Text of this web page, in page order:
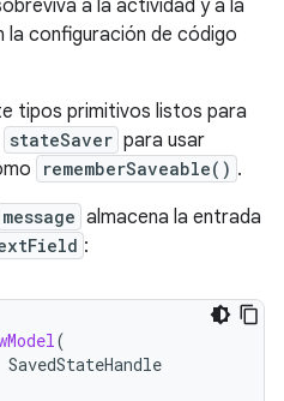
a la actividad y a la
configuración de código
tipos primitivos listos para
stateSaver para usar
rememberSaveable() .
message almacena la entrada
:
(
SavedStateHandle